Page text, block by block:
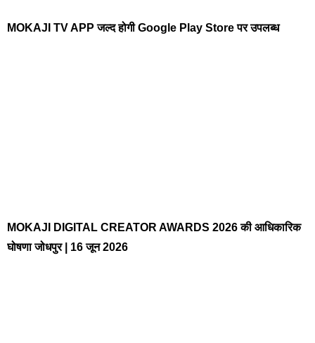
MOKAJI TV APP जल्द होगी Google Play Store पर उपलब्ध
MOKAJI DIGITAL CREATOR AWARDS 2026 की आधिकारिक
घोषणा जोधपुर | 16 जून 2026